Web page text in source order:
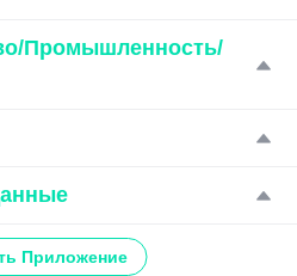
Промышленность/
Приложение